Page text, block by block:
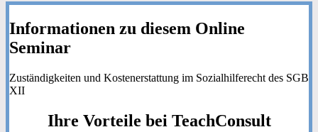
Informationen zu diesem Online
Seminar
Zuständigkeiten und Kostenerstattung im Sozialhilferecht des SGB
XII
Ihre Vorteile bei TeachConsult